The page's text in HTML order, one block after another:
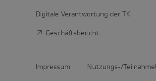
Digitale Verantwortung der TK
Geschäftsbericht
Impressum Nutzungs-/